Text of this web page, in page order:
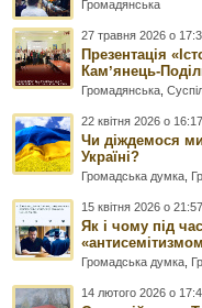
Громадянська
27 травня 2026 о
Презентація
Камʼянець-
Громадянська ,
22 квітня 2026 о 16:17
Чи діждемося
Україні?
Громадська думка
15 квітня 2026 о 21:57
Як і чому під
Громадська думка
14 лютого 2026 о